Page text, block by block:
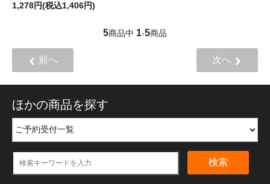
1,278円(税込1,406円)
5商品中 1-5商品
前へ 次へ
ほかの商品を探す
検索